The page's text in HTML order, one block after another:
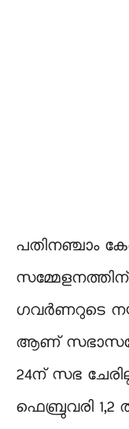
പതിനഞ്ചാം
ഗവര്‍ണറുടെ
ആണ്
24ന് സഭ
ഫെബ്രുവരി